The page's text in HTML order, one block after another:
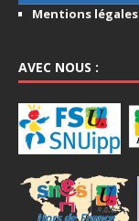
Mentions légales
AVEC NOUS :